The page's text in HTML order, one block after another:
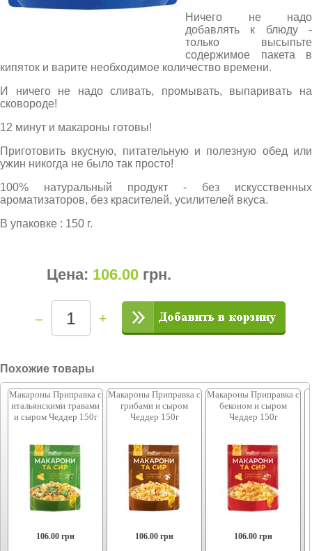
Ничего не надо
добавлять к блюду -
только высыпьте
содержимое пакета в
кипяток и варите необходимое количество времени.
И ничего не надо сливать, промывать, выпаривать на
сковороде!
12 минут и макароны готовы!
Приготовить вкусную, питательную и полезную обед или
ужин никогда не было так просто!
100% натуральный продукт - без искусственных
ароматизаторов, без красителей, усилителей вкуса.
В упаковке : 150 г.
Цена: 106.00 грн.
– +
Похожие товары
Макароны Приправка с
итальянскими травами
и сыром Чеддер 150г
106.00 грн
Макароны Приправка с
грибами и сыром
Чеддер 150г
106.00 грн
Макароны Приправка с
беконом и сыром
Чеддер 150г
106.00 грн